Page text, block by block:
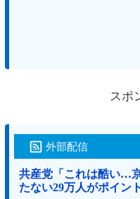
スポ
外部配信
共産党「これは酷い…
たない29万人がポイン